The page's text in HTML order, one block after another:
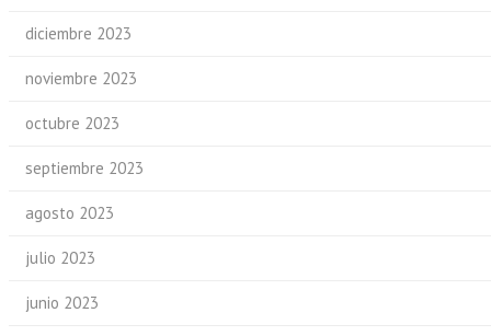
diciembre 2023
noviembre 2023
octubre 2023
septiembre 2023
agosto 2023
julio 2023
junio 2023